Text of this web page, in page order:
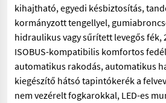
kihajtható, egyedi késbiztosítás,
kormányzott tengellyel,
hidraulikus vagy sűrített levegős fék,
ISOBUS-kompatibilis komfortos
automatikus rakodás, automatikus
kiegészítő hátsó tapintókerék a
nem vezérelt fogkarokkal, LED-es